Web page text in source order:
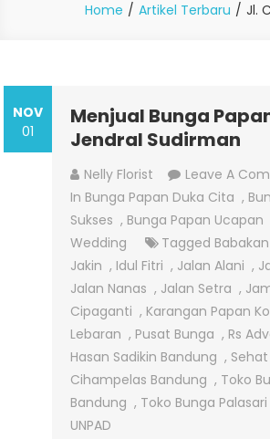
Home Artikel Terbaru Jl.
NOV
01
Menjual Bunga
Jendral Sudirman
Nelly Florist Leave A
In Bunga Papan Duka Cita ,
Sukses , Bunga Papan Ucapan
Wedding
Tagged
Jakin , Idul Fitri , Jalan Alani ,
Jalan Nanas , Jalan Setra ,
Cipaganti , Karangan Papan
Lebaran , Pusat Bunga , Rs
Hasan Sadikin Bandung , Sehat
Cihampelas Bandung , Toko
Bandung , Toko Bunga
UNPAD